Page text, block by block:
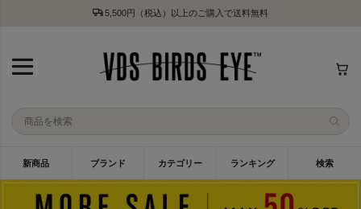
5,500円（税込）以上のご購入で送料無料
新商品 ブランド カテゴリー ランキング 検索